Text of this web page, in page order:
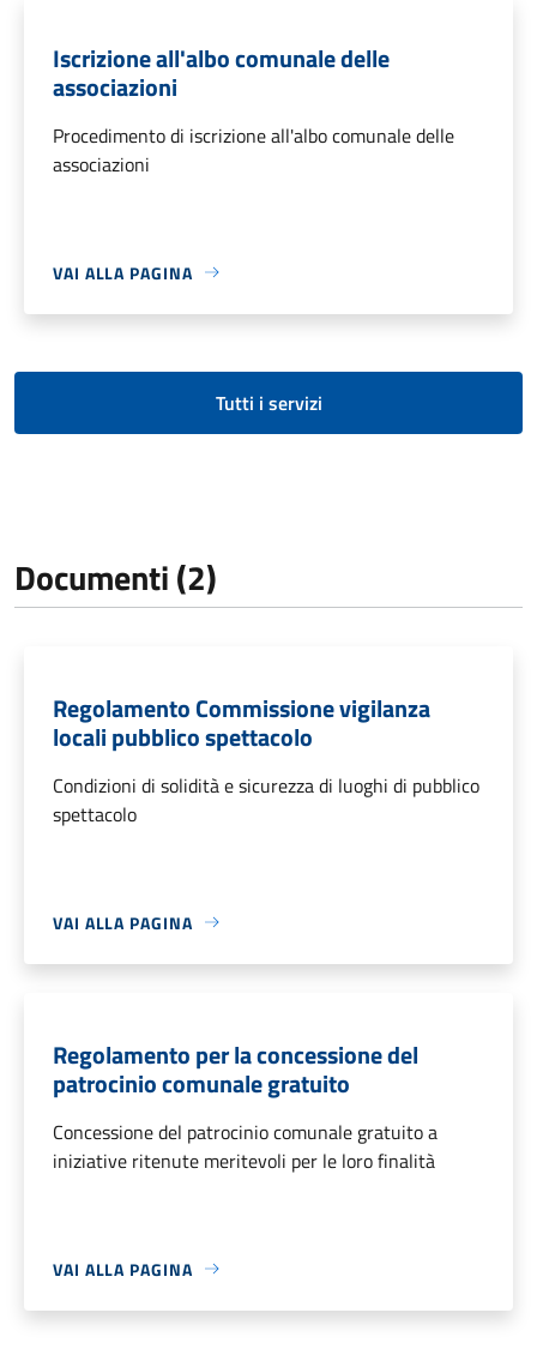
Iscrizione all'albo comunale delle
associazioni
Procedimento di iscrizione all'albo comunale delle
associazioni
VAI ALLA PAGINA
Tutti i servizi
Documenti (2)
Regolamento Commissione vigilanza
locali pubblico spettacolo
Condizioni di solidità e sicurezza di luoghi di pubblico
spettacolo
VAI ALLA PAGINA
Regolamento per la concessione del
patrocinio comunale gratuito
Concessione del patrocinio comunale gratuito a
iniziative ritenute meritevoli per le loro finalità
VAI ALLA PAGINA